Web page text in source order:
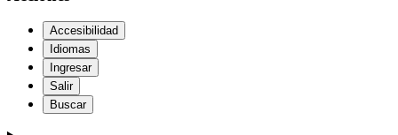
Accesibilidad
Idiomas
Ingresar
Salir
Buscar